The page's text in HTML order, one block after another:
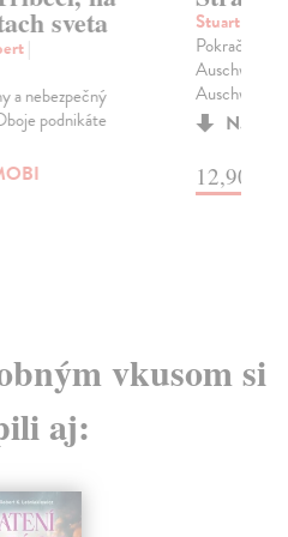
kniha
románu Narodené v
Ester brány
,MOBIa
vkusom si
aj:
E-KNIHA